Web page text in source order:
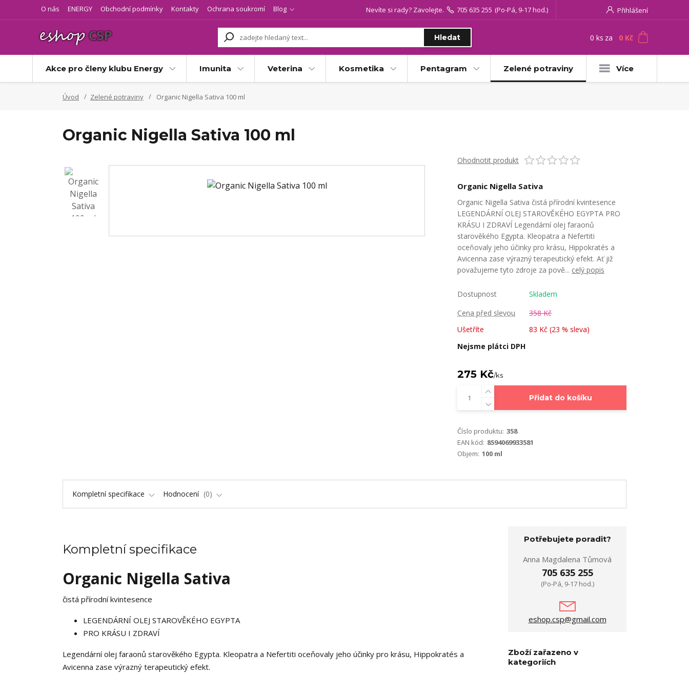
O nás ENERGY Obchodní podmínky Kontakty Ochrana soukromí Blog Přihlášení
Hledat
Nevíte si rady? Zavolejte. 705 635 255 (Po-Pá, 9-17 hod.)
0 ks za 0 Kč
Akce pro členy klubu Energy Imunita Veterina Kosmetika Pentagram Zelené potraviny Více
Úvod Zelené potraviny Organic Nigella Sativa 100 ml
Organic Nigella Sativa 100 ml
Ohodnotit produkt
Organic Nigella Sativa
Organic Nigella Sativa čistá přírodní kvintesence
LEGENDÁRNÍ OLEJ STAROVĚKÉHO EGYPTA PRO
KRÁSU I ZDRAVÍ Legendární olej faraonů
starověkého Egypta. Kleopatra a Nefertiti
oceňovaly jeho účinky pro krásu, Hippokratés a
Avicenna zase výrazný terapeutický efekt. Ať již
považujeme tyto zdroje za pově... celý popis
Dostupnost
Skladem
Cena před slevou
358 Kč
Ušetříte
83 Kč (23 % sleva)
Nejsme plátci DPH
275 Kč/ks
Přidat do košíku
Číslo produktu: 358
EAN kód: 8594069933581
Objem: 100 ml
Kompletní specifikace Hodnocení 0
Kompletní specifikace
Organic Nigella Sativa
čistá přírodní kvintesence
LEGENDÁRNÍ OLEJ STAROVĚKÉHO EGYPTA
PRO KRÁSU I ZDRAVÍ
Legendární olej faraonů starověkého Egypta. Kleopatra a Nefertiti oceňovaly jeho účinky pro krásu, Hippokratés a
Avicenna zase výrazný terapeutický efekt.
Potřebujete poradit?
Anna Magdalena Tůmová
705 635 255
(Po-Pá, 9-17 hod.)
eshop.csp@gmail.com
Zboží zařazeno v
kategoriích